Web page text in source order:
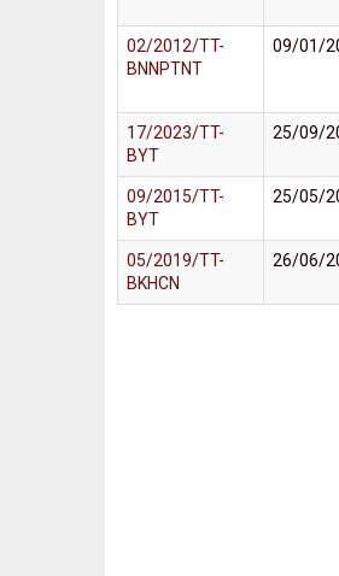
02/2012/TT-
BNNPTNT
09/01/
17/2023/TT-
BYT
25/09/
09/2015/TT-
BYT
25/05/
05/2019/TT-
BKHCN
26/06/